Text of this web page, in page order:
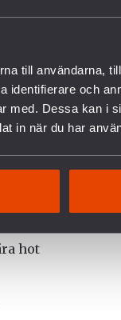
till användarna,
och
med. Dessa kan i
in när du har
bland
att
Freds.
en
hot